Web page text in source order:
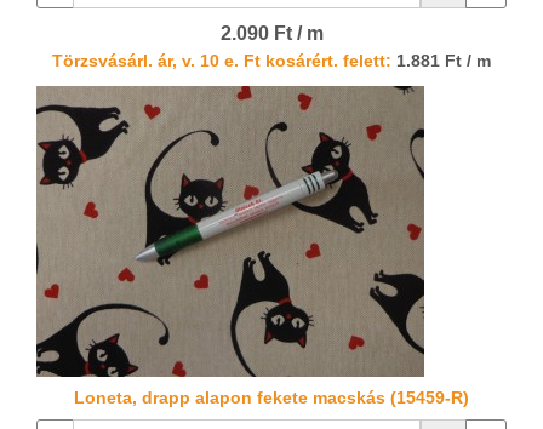
2.090 Ft / m
Törzsvásárl. ár, v. 10 e. Ft kosárért. felett: 1.881 Ft / m
Loneta, drapp alapon fekete macskás (15459-R)